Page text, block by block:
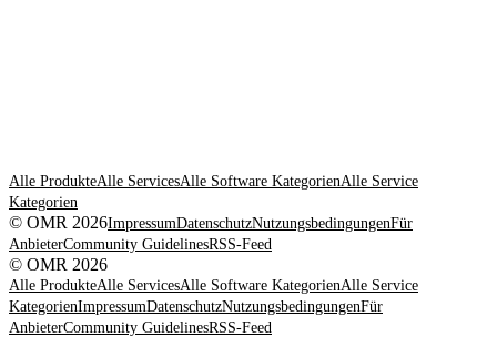
Alle ProdukteAlle ServicesAlle Software KategorienAlle Service
Kategorien
© OMR 2026ImpressumDatenschutzNutzungsbedingungenFür
AnbieterCommunity GuidelinesRSS-Feed
© OMR 2026
Alle ProdukteAlle ServicesAlle Software KategorienAlle Service
KategorienImpressumDatenschutzNutzungsbedingungenFür
AnbieterCommunity GuidelinesRSS-Feed